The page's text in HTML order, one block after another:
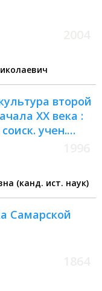
второй
XX века :
учен.
07.00.02
(канд. ист. наук)
Самарской